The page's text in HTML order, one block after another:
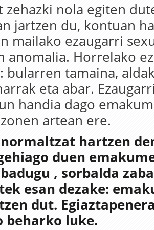
zehazki nola egiten
jartzen du, kontuan
mailako ezaugarri
anomalia. Horrelako
bularren tamaina,
eta abar.
handia dago
artean ere.
normaltzat hartzen
duen
, sorbalda
esan dezake:
dut.
beharko luke.